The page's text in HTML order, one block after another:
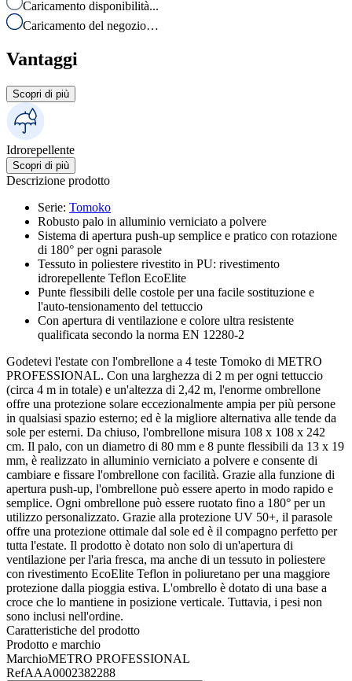
Caricamento disponibilità...
Caricamento del negozio…
Vantaggi
Scopri di più
Idrorepellente
Scopri di più
Descrizione prodotto
Serie: Tomoko
Robusto palo in alluminio verniciato a polvere
Sistema di apertura push-up semplice e pratico con rotazione
di 180° per ogni parasole
Tessuto in poliestere rivestito in PU: rivestimento
idrorepellente Teflon EcoElite
Punte flessibili delle costole per una facile sostituzione e
l'auto-tensionamento del tettuccio
Con apertura di ventilazione e colore ultra resistente
qualificata secondo la norma EN 12280-2
Godetevi l'estate con l'ombrellone a 4 teste Tomoko di METRO
PROFESSIONAL. Con una larghezza di 2 m per ogni tettuccio
(circa 4 m in totale) e un'altezza di 2,42 m, l'enorme ombrellone
offre una protezione solare eccezionalmente ampia per più persone
in qualsiasi spazio esterno; ed è la migliore alternativa alle tende da
sole per esterni. Da chiuso, l'ombrellone misura 108 x 108 x 242
cm. Il palo, con un diametro di 80 mm e 8 punte flessibili da 13 x 19
mm, è realizzato in alluminio verniciato a polvere e consente di
cambiare e fissare l'ombrellone con facilità. Grazie alla funzione di
apertura push-up, l'ombrellone può essere aperto in modo rapido e
semplice. Ogni ombrellone può essere ruotato fino a 180° per un
utilizzo personalizzato. Grazie alla protezione UV 50+, il parasole
offre una protezione ottimale dal sole ed è il compagno perfetto per
tutta l'estate. Il prodotto è dotato non solo di un'apertura di
ventilazione per l'aria fresca, ma anche di un tessuto in poliestere
con rivestimento EcoElite Teflon in poliuretano per una maggiore
protezione dalla pioggia estiva. L'ombrello è dotato di una base a
croce che lo mantiene in posizione verticale. Tuttavia, i pesi non
sono inclusi nell'ordine.
Caratteristiche del prodotto
Prodotto e marchio
MarchioMETRO PROFESSIONAL
RefAAA0002382288